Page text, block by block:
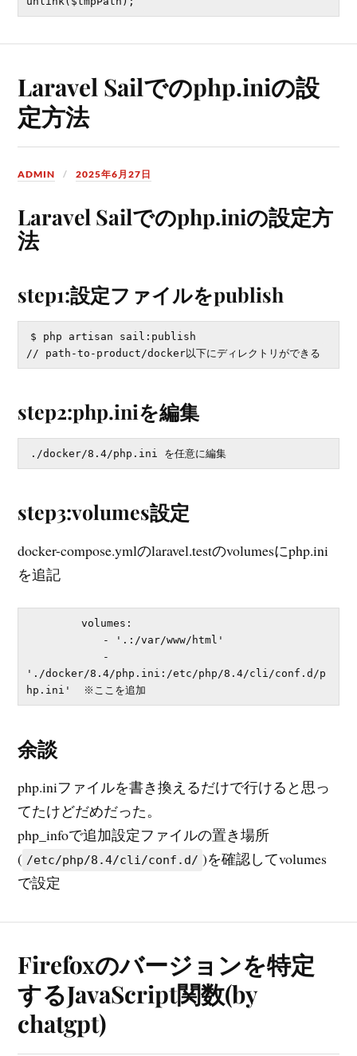
Laravel Sailでのphp.iniの設
定方法
ADMIN 2025年6月27日
Laravel Sailでのphp.iniの設定方
法
step1:設定ファイルをpublish
$ php artisan sail:publish
step2:php.iniを編集
./docker/8.4/php.ini を任意に編集
step3:volumes設定
docker-compose.ymlのlaravel.testのvolumesにphp.ini
を追記
        volumes:
'./docker/8.4/php.ini:/etc/php/8.4/cli/conf.d/p
余談
php.iniファイルを書き換えるだけで行けると思っ
てたけどだめだった。
php_infoで追加設定ファイルの置き場所
( /etc/php/8.4/cli/conf.d/ )を確認してvolumes
で設定
Firefoxのバージョンを特定
するJavaScript関数(by
chatgpt)